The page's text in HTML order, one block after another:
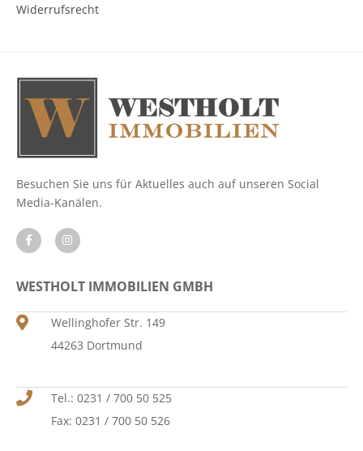
Widerrufsrecht
Besuchen Sie uns für Aktuelles auch auf unseren Social
Media-Kanälen.
WESTHOLT IMMOBILIEN GMBH
Wellinghofer Str. 149
44263 Dortmund
Tel.: 0231 / 700 50 525
Fax: 0231 / 700 50 526